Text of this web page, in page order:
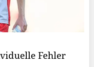
Fehler